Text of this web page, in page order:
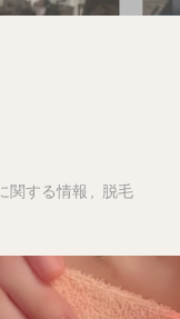
関する情報 脱毛